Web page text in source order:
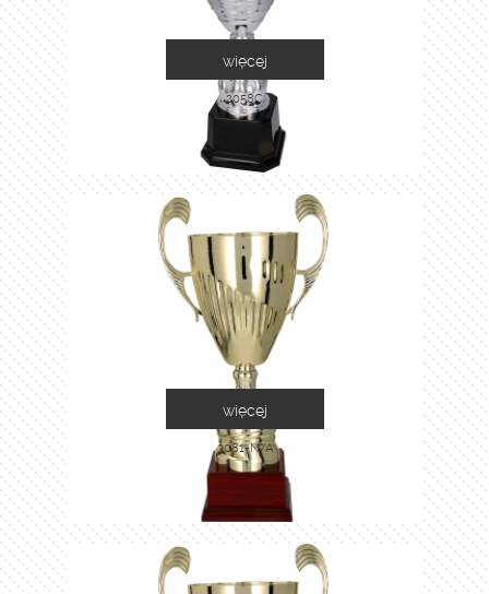
2058C
więcej
3081-N/A
więcej